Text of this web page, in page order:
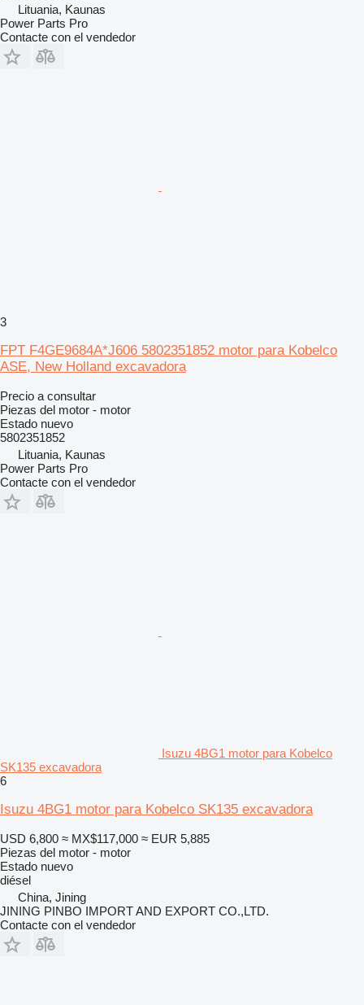
Lituania, Kaunas
Power Parts Pro
Contacte con el vendedor
3
FPT F4GE9684A*J606 5802351852 motor para Kobelco
ASE, New Holland excavadora
Precio a consultar
Piezas del motor - motor
Estado nuevo
5802351852
Lituania, Kaunas
Power Parts Pro
Contacte con el vendedor
Isuzu 4BG1 motor para Kobelco
SK135 excavadora
6
Isuzu 4BG1 motor para Kobelco SK135 excavadora
USD 6,800 ≈ MX$117,000 ≈ EUR 5,885
Piezas del motor - motor
Estado nuevo
diésel
China, Jining
JINING PINBO IMPORT AND EXPORT CO.,LTD.
Contacte con el vendedor